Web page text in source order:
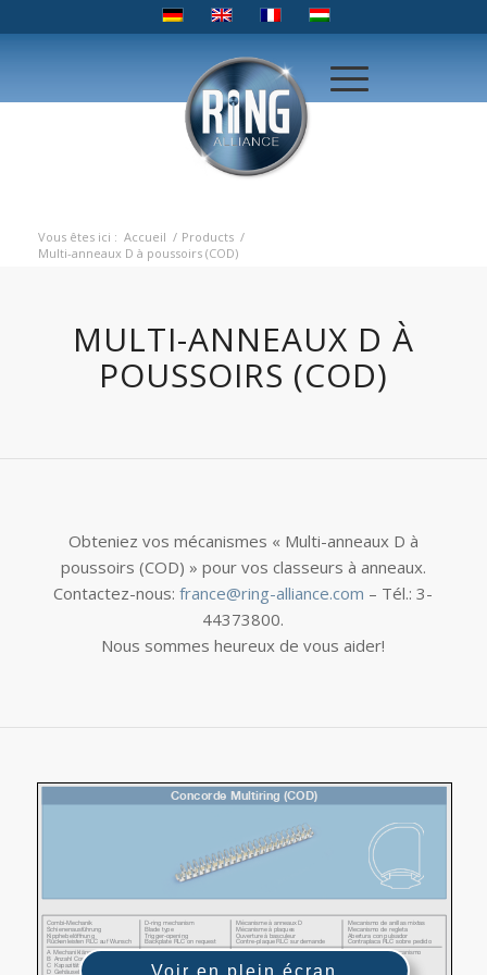
Vous êtes ici : Accueil / Products /
Multi-anneaux D à poussoirs (COD)
MULTI-ANNEAUX D À
POUSSOIRS (COD)
Obteniez vos mécanismes « Multi-anneaux D à
poussoirs (COD) » pour vos classeurs à anneaux.
Contactez-nous:france@ring-alliance.com – Tél.: 3-
44373800.
Nous sommes heureux de vous aider!
Voir en plein écran